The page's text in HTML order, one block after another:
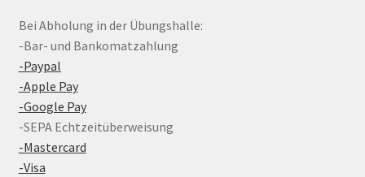
Bei Abholung in der Übungshalle:
-Bar- und Bankomatzahlung
-Paypal
-Apple Pay
-Google Pay
-SEPA Echtzeitüberweisung
-Mastercard
-Visa